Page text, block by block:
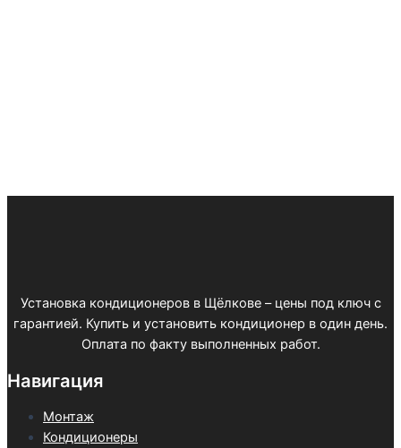
Установка кондиционеров в Щёлкове – цены под ключ с
гарантией. Купить и установить кондиционер в один день.
Оплата по факту выполненных работ.
Навигация
Монтаж
Кондиционеры